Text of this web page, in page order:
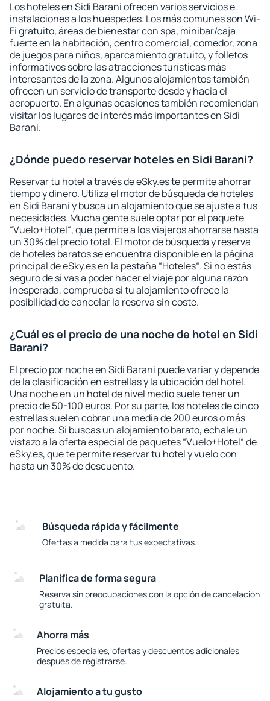
Los hoteles en Sidi Barani ofrecen varios servicios e
instalaciones a los huéspedes. Los más comunes son Wi-
Fi gratuito, áreas de bienestar con spa, minibar/caja
fuerte en la habitación, centro comercial, comedor, zona
de juegos para niños, aparcamiento gratuito, y folletos
informativos sobre las atracciones turísticas más
interesantes de la zona. Algunos alojamientos también
ofrecen un servicio de transporte desde y hacia el
aeropuerto. En algunas ocasiones también recomiendan
visitar los lugares de interés más importantes en Sidi
Barani.
¿Dónde puedo reservar hoteles en Sidi Barani?
Reservar tu hotel a través de eSky.es te permite ahorrar
tiempo y dinero. Utiliza el motor de búsqueda de hoteles
en Sidi Barani y busca un alojamiento que se ajuste a tus
necesidades. Mucha gente suele optar por el paquete
“Vuelo+Hotel“, que permite a los viajeros ahorrarse hasta
un 30% del precio total. El motor de búsqueda y reserva
de hoteles baratos se encuentra disponible en la página
principal de eSky.es en la pestaña “Hoteles“. Si no estás
seguro de si vas a poder hacer el viaje por alguna razón
inesperada, comprueba si tu alojamiento ofrece la
posibilidad de cancelar la reserva sin coste.
¿Cuál es el precio de una noche de hotel en Sidi
Barani?
El precio por noche en Sidi Barani puede variar y depende
de la clasificación en estrellas y la ubicación del hotel.
Una noche en un hotel de nivel medio suele tener un
precio de 50-100 euros. Por su parte, los hoteles de cinco
estrellas suelen cobrar una media de 200 euros o más
por noche. Si buscas un alojamiento barato, échale un
vistazo a la oferta especial de paquetes “Vuelo+Hotel“ de
eSky.es, que te permite reservar tu hotel y vuelo con
hasta un 30% de descuento.
Búsqueda rápida y fácilmente
Ofertas a medida para tus expectativas.
Planifica de forma segura
Reserva sin preocupaciones con la opción de cancelación
gratuita.
Ahorra más
Precios especiales, ofertas y descuentos adicionales
después de registrarse.
Alojamiento a tu gusto